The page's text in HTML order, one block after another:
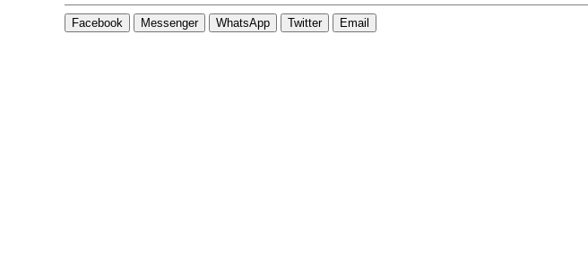
Facebook Messenger WhatsApp Twitter Email